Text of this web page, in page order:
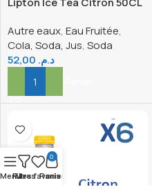
Autre eaux, Eau Fruitée,
Cola, Soda, Jus, Soda
د.م.
Ajouter Au Panier
MenuFiltres
Mes favoris
0
Panier